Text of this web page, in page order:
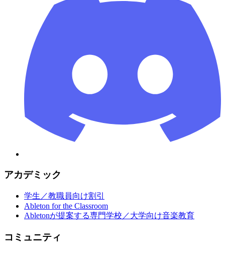
アカデミック
学生／教職員向け割引
Ableton for the Classroom
Abletonが提案する専門学校／大学向け音楽教育
コミュニティ